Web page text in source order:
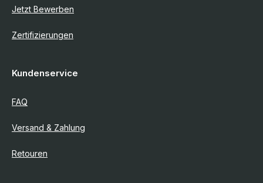
Jetzt Bewerben
Zertifizierungen
Kundenservice
FAQ
Versand & Zahlung
Retouren